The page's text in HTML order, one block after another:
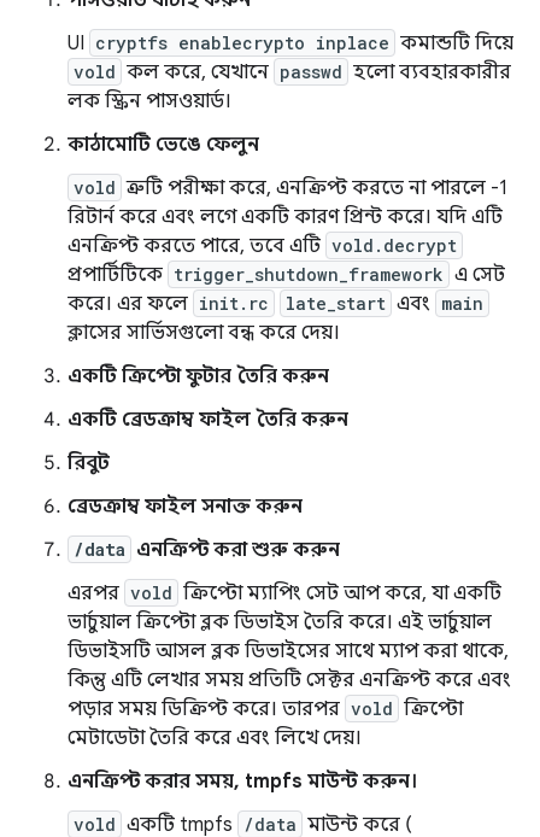
UI cryptfs enablecrypto inplace কমান্ডটি দিয়ে
vold কল করে, যেখানে passwd হলো ব্যবহারকারীর
লক স্ক্রিন পাসওয়ার্ড।
কাঠামোটি ভেঙে ফেলুন
vold ত্রুটি পরীক্ষা করে, এনক্রিপ্ট করতে না পারলে -1
রিটার্ন করে এবং লগে একটি কারণ প্রিন্ট করে। যদি এটি
এনক্রিপ্ট করতে পারে, তবে এটি vold.decrypt
প্রপার্টিটিকে trigger_shutdown_framework এ সেট
করে। এর ফলে init.rc late_start এবং main
ক্লাসের সার্ভিসগুলো বন্ধ করে দেয়।
একটি ক্রিপ্টো ফুটার তৈরি করুন
একটি ব্রেডক্রাম্ব ফাইল তৈরি করুন
রিবুট
ব্রেডক্রাম্ব ফাইল সনাক্ত করুন
/data এনক্রিপ্ট করা শুরু করুন
এরপর vold ক্রিপ্টো ম্যাপিং সেট আপ করে, যা একটি
ভার্চুয়াল ক্রিপ্টো ব্লক ডিভাইস তৈরি করে। এই ভার্চুয়াল
ডিভাইসটি আসল ব্লক ডিভাইসের সাথে ম্যাপ করা থাকে,
কিন্তু এটি লেখার সময় প্রতিটি সেক্টর এনক্রিপ্ট করে এবং
পড়ার সময় ডিক্রিপ্ট করে। তারপর vold ক্রিপ্টো
মেটাডেটা তৈরি করে এবং লিখে দেয়।
এনক্রিপ্ট করার সময়, tmpfs মাউন্ট করুন।
vold একটি tmpfs /data মাউন্ট করে (